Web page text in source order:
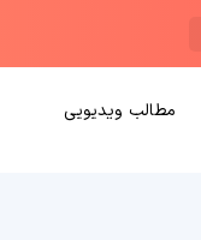
مطالب ویدیویی